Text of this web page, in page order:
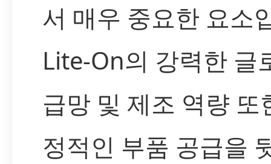
서 매우 중요한 요소
Lite-On의 강력한 글
급망 및 제조 역량 또
정적인 부품 공급을